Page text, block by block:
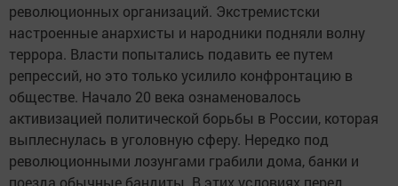
революционных организаций. Экстремистски
настроенные анархисты и народники подняли волну
террора. Власти попытались подавить ее путем
репрессий, но это только усилило конфронтацию в
обществе. Начало 20 века ознаменовалось
активизацией политической борьбы в России, которая
выплеснулась в уголовную сферу. Нередко под
революционными лозунгами грабили дома, банки и
поезда обычные бандиты. В этих условиях перед